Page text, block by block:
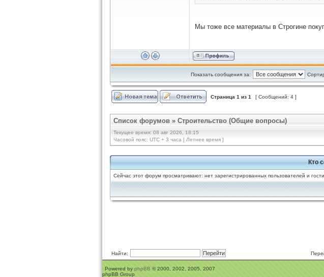
Мы тоже все материалы в Строгине
Показать сообщения за:
Страница 1 из 1 [ Сообщений: 4 ]
Список форумов » Строительство (Общие вопросы)
Текущее время: 08 авг 2026, 18:15
Часовой пояс: UTC + 3 часа [ Летнее время ]
Кто
Сейчас этот форум просматривают: нет зарегистрированных пользователей и
Найти:
Powered by phpBB © 2000, 2002, 2005, 2007
phpBB Group